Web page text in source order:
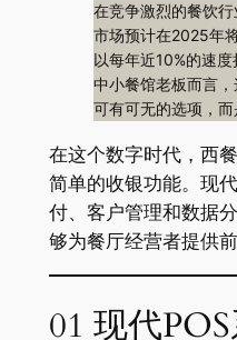
在竞争激烈的餐饮
市场预计在2025年
以每年近10%的速
中小餐馆老板而言
可有可无的选项，而
在这个数字时代，西
简单的收银功能。现
付、客户管理和数据
够为餐厅经营者提供
01 现代